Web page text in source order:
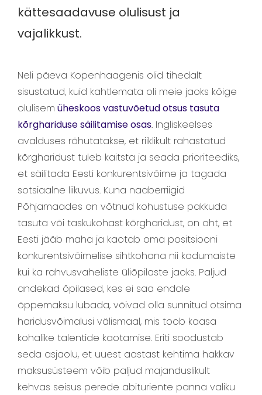
kättesaadavuse olulisust ja
vajalikkust.
Neli päeva Kopenhaagenis olid tihedalt
sisustatud, kuid kahtlemata oli meie jaoks kõige
olulisem üheskoos vastuvõetud otsus tasuta
kõrghariduse säilitamise osas. Ingliskeelses
avalduses rõhutatakse, et riiklikult rahastatud
kõrgharidust tuleb kaitsta ja seada prioriteediks,
et säilitada Eesti konkurentsivõime ja tagada
sotsiaalne liikuvus. Kuna naaberriigid
Põhjamaades on võtnud kohustuse pakkuda
tasuta või taskukohast kõrgharidust, on oht, et
Eesti jääb maha ja kaotab oma positsiooni
konkurentsivõimelise sihtkohana nii kodumaiste
kui ka rahvusvaheliste üliõpilaste jaoks. Paljud
andekad õpilased, kes ei saa endale
õppemaksu lubada, võivad olla sunnitud otsima
haridusvõimalusi välismaal, mis toob kaasa
kohalike talentide kaotamise. Eriti soodustab
seda asjaolu, et uuest aastast kehtima hakkav
maksusüsteem võib paljud majanduslikult
kehvas seisus perede abituriente panna valiku